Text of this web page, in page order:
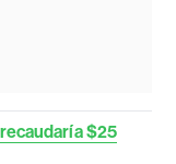
$25